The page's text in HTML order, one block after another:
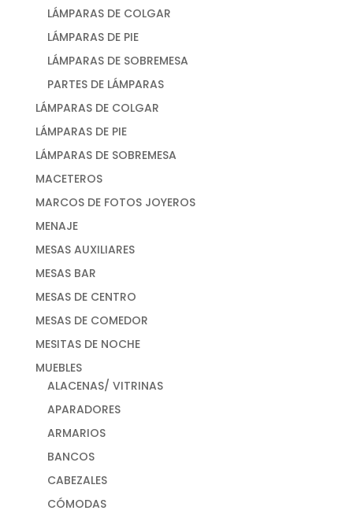
LÁMPARAS DE COLGAR
LÁMPARAS DE PIE
LÁMPARAS DE SOBREMESA
PARTES DE LÁMPARAS
LÁMPARAS DE COLGAR
LÁMPARAS DE PIE
LÁMPARAS DE SOBREMESA
MACETEROS
MARCOS DE FOTOS JOYEROS
MENAJE
MESAS AUXILIARES
MESAS BAR
MESAS DE CENTRO
MESAS DE COMEDOR
MESITAS DE NOCHE
MUEBLES
ALACENAS/ VITRINAS
APARADORES
ARMARIOS
BANCOS
CABEZALES
CÓMODAS